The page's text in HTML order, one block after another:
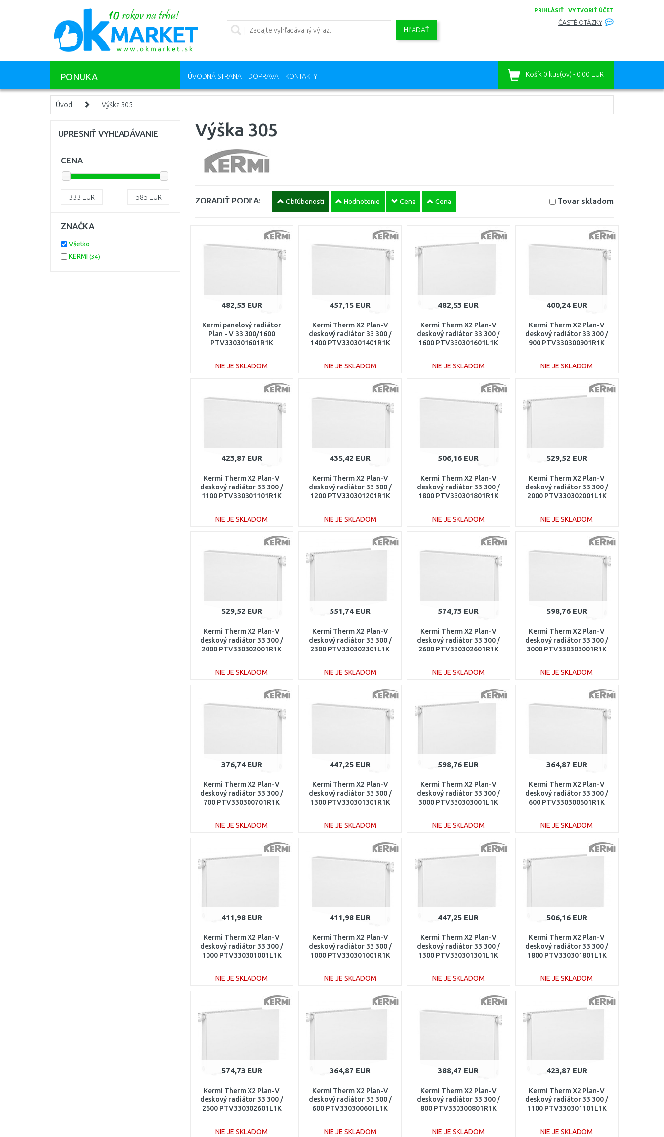
PRIHLÁSIŤ VYTVORIŤ ÚČET
ČASTÉ OTÁZKY
HĽADAŤ
PONUKA ÚVODNÁ STRANA DOPRAVA KONTAKTY Košík 0 kus(ov) - 0,00 EUR
Úvod Výška 305
Výška 305
ZORADIŤ PODĽA: Obľúbenosti Hodnotenie Cena Cena Tovar skladom
482,53 EUR
Kermi panelový radiátor
Plan - V 33 300/1600
PTV330301601R1K
NIE JE SKLADOM
DO KOŠÍKA
457,15 EUR
Kermi Therm X2 Plan-V
deskový radiátor 33 300 /
1400 PTV330301401R1K
NIE JE SKLADOM
DO KOŠÍKA
482,53 EUR
Kermi Therm X2 Plan-V
deskový radiátor 33 300 /
1600 PTV330301601L1K
NIE JE SKLADOM
DO KOŠÍKA
400,24 EUR
Kermi Therm X2 Plan-V
deskový radiátor 33 300 /
900 PTV330300901R1K
NIE JE SKLADOM
DO KOŠÍKA
423,87 EUR
Kermi Therm X2 Plan-V
deskový radiátor 33 300 /
1100 PTV330301101R1K
NIE JE SKLADOM
DO KOŠÍKA
435,42 EUR
Kermi Therm X2 Plan-V
deskový radiátor 33 300 /
1200 PTV330301201R1K
NIE JE SKLADOM
DO KOŠÍKA
506,16 EUR
Kermi Therm X2 Plan-V
deskový radiátor 33 300 /
1800 PTV330301801R1K
NIE JE SKLADOM
DO KOŠÍKA
529,52 EUR
Kermi Therm X2 Plan-V
deskový radiátor 33 300 /
2000 PTV330302001L1K
NIE JE SKLADOM
DO KOŠÍKA
529,52 EUR
Kermi Therm X2 Plan-V
deskový radiátor 33 300 /
2000 PTV330302001R1K
NIE JE SKLADOM
DO KOŠÍKA
551,74 EUR
Kermi Therm X2 Plan-V
deskový radiátor 33 300 /
2300 PTV330302301L1K
NIE JE SKLADOM
DO KOŠÍKA
574,73 EUR
Kermi Therm X2 Plan-V
deskový radiátor 33 300 /
2600 PTV330302601R1K
NIE JE SKLADOM
DO KOŠÍKA
598,76 EUR
Kermi Therm X2 Plan-V
deskový radiátor 33 300 /
3000 PTV330303001R1K
NIE JE SKLADOM
DO KOŠÍKA
376,74 EUR
Kermi Therm X2 Plan-V
deskový radiátor 33 300 /
700 PTV330300701R1K
NIE JE SKLADOM
DO KOŠÍKA
447,25 EUR
Kermi Therm X2 Plan-V
deskový radiátor 33 300 /
1300 PTV330301301R1K
NIE JE SKLADOM
DO KOŠÍKA
598,76 EUR
Kermi Therm X2 Plan-V
deskový radiátor 33 300 /
3000 PTV330303001L1K
NIE JE SKLADOM
DO KOŠÍKA
364,87 EUR
Kermi Therm X2 Plan-V
deskový radiátor 33 300 /
600 PTV330300601R1K
NIE JE SKLADOM
DO KOŠÍKA
411,98 EUR
Kermi Therm X2 Plan-V
deskový radiátor 33 300 /
1000 PTV330301001L1K
NIE JE SKLADOM
DO KOŠÍKA
411,98 EUR
Kermi Therm X2 Plan-V
deskový radiátor 33 300 /
1000 PTV330301001R1K
NIE JE SKLADOM
DO KOŠÍKA
447,25 EUR
Kermi Therm X2 Plan-V
deskový radiátor 33 300 /
1300 PTV330301301L1K
NIE JE SKLADOM
DO KOŠÍKA
506,16 EUR
Kermi Therm X2 Plan-V
deskový radiátor 33 300 /
1800 PTV330301801L1K
NIE JE SKLADOM
DO KOŠÍKA
574,73 EUR
Kermi Therm X2 Plan-V
deskový radiátor 33 300 /
2600 PTV330302601L1K
NIE JE SKLADOM
364,87 EUR
Kermi Therm X2 Plan-V
deskový radiátor 33 300 /
600 PTV330300601L1K
NIE JE SKLADOM
388,47 EUR
Kermi Therm X2 Plan-V
deskový radiátor 33 300 /
800 PTV330300801R1K
NIE JE SKLADOM
423,87 EUR
Kermi Therm X2 Plan-V
deskový radiátor 33 300 /
1100 PTV330301101L1K
NIE JE SKLADOM
UPRESNIŤ VYHĽADÁVANIE
CENA
333 EUR 585 EUR
ZNAČKA
Všetko
KERMI (34)